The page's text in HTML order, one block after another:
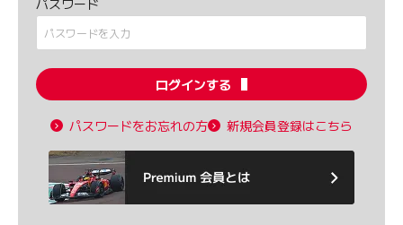
ログインする
パスワードをお忘れの方 新規会員登録はこちら